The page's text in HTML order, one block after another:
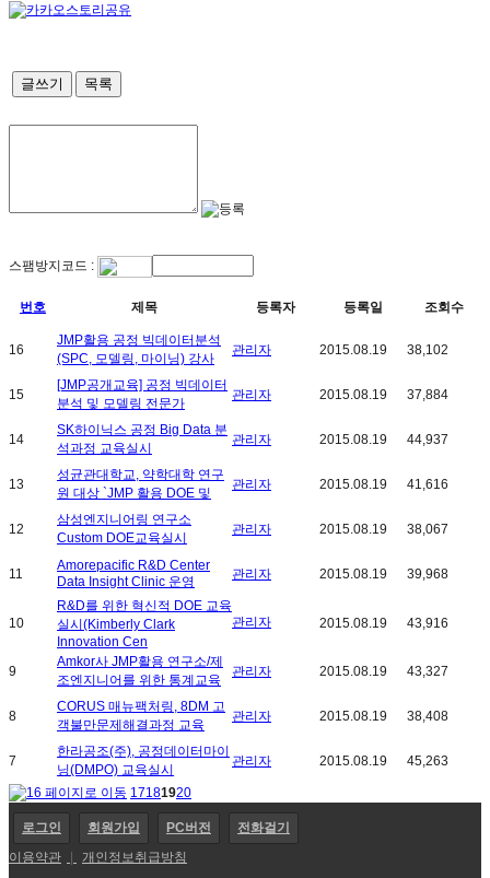
글쓰기 목록
스팸방지코드 :
번호 제목 등록자 등록일 조회수
16
JMP활용 공정 빅데이터분석
(SPC, 모델링, 마이닝) 강사
관리자 2015.08.19 38,102
15
[JMP공개교육] 공정 빅데이터
분석 및 모델링 전문가
관리자 2015.08.19 37,884
14
SK하이닉스 공정 Big Data 분
석과정 교육실시
관리자 2015.08.19 44,937
13
성균관대학교, 약학대학 연구
원 대상 `JMP 활용 DOE 및
관리자 2015.08.19 41,616
12
삼성엔지니어링 연구소
Custom DOE교육실시
관리자 2015.08.19 38,067
11
Amorepacific R&D Center
Data Insight Clinic 운영
관리자 2015.08.19 39,968
10
R&D를 위한 혁신적 DOE 교육
실시(Kimberly Clark
Innovation Cen
관리자 2015.08.19 43,916
9
Amkor사 JMP활용 연구소/제
조엔지니어를 위한 통계교육
관리자 2015.08.19 43,327
8
CORUS 매뉴팩처링, 8DM 고
객불만문제해결과정 교육
관리자 2015.08.19 38,408
7
한라공조(주), 공정데이터마이
닝(DMPO) 교육실시
관리자 2015.08.19 45,263
17181920
로그인 회원가입 PC버전
전화걸기
이용약관
개인정보취급방침